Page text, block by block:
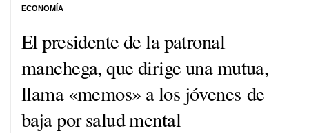
El presidente de la patronal
manchega, que dirige una mutua,
llama «memos» a los jóvenes de
baja por salud mental
ECONOMÍA